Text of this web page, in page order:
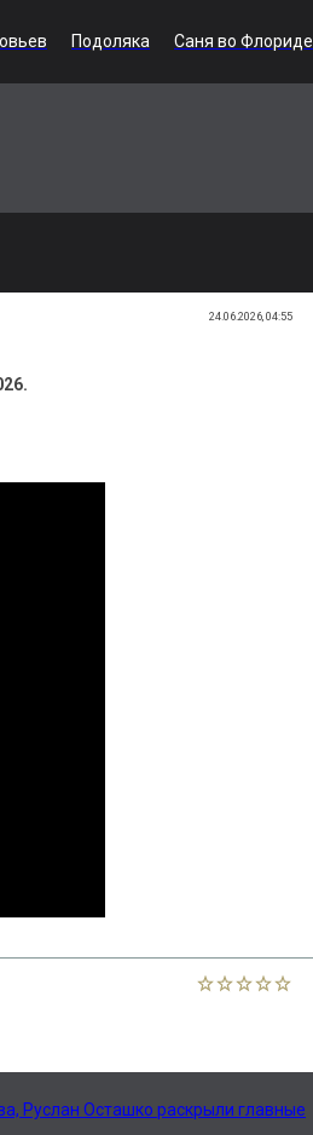
Подоляка Саня во Флориде
24.06.2026, 04:55
Руслан Осташко раскрыли главные